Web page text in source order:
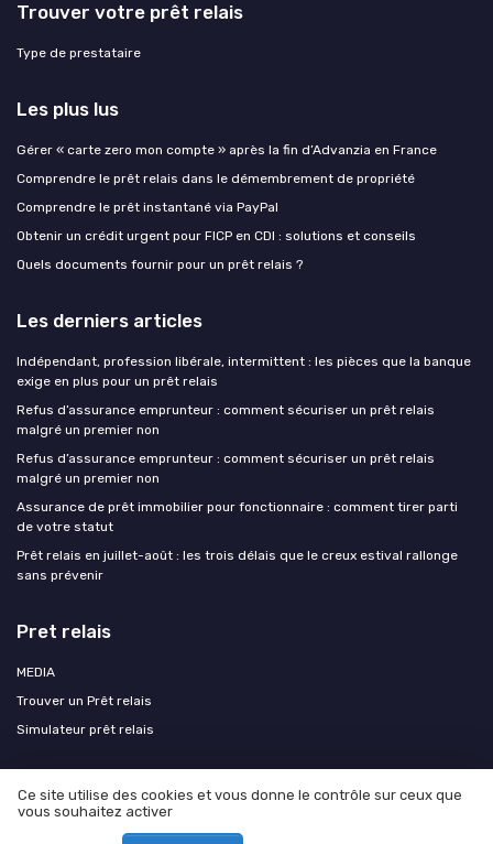
Trouver votre prêt relais
Type de prestataire
Les plus lus
Gérer « carte zero mon compte » après la fin d’Advanzia en France
Comprendre le prêt relais dans le démembrement de propriété
Comprendre le prêt instantané via PayPal
Obtenir un crédit urgent pour FICP en CDI : solutions et conseils
Quels documents fournir pour un prêt relais ?
Les derniers articles
Indépendant, profession libérale, intermittent : les pièces que la banque
exige en plus pour un prêt relais
Refus d’assurance emprunteur : comment sécuriser un prêt relais
malgré un premier non
Refus d’assurance emprunteur : comment sécuriser un prêt relais
malgré un premier non
Assurance de prêt immobilier pour fonctionnaire : comment tirer parti
de votre statut
Prêt relais en juillet-août : les trois délais que le creux estival rallonge
sans prévenir
Pret relais
MEDIA
Trouver un Prêt relais
Simulateur prêt relais
Mentions légales
Ce site utilise des cookies et vous donne le contrôle sur ceux que
vous souhaitez activer